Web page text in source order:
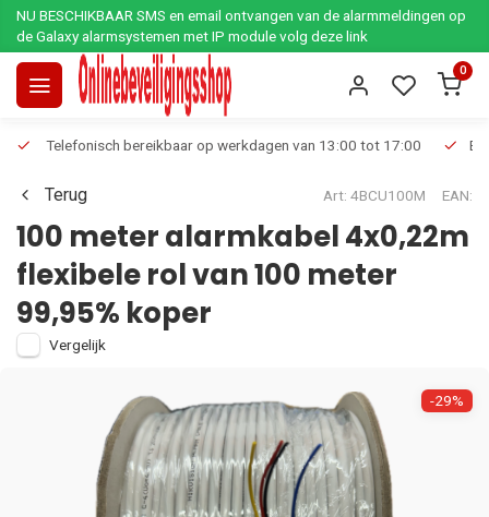
NU BESCHIKBAAR SMS en email ontvangen van de alarmmeldingen op
de Galaxy alarmsystemen met IP module volg deze link
0
Telefonisch bereikbaar op werkdagen van 13:00 tot 17:00
Terug Art: 4BCU100M EAN:
100 meter alarmkabel 4x0,22m
flexibele rol van 100 meter
99,95% koper
Vergelijk
-29%